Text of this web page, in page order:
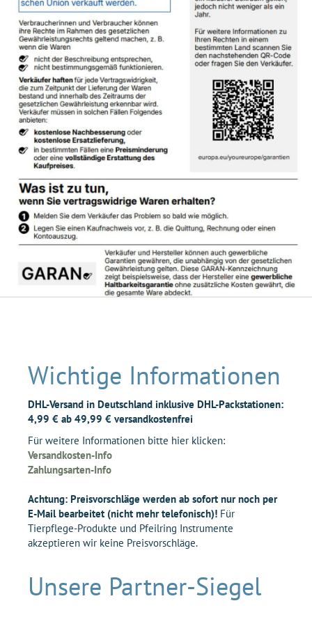
Wichtige Informationen
DHL-Versand in Deutschland inklusive DHL-Packstationen:
4,99 € ab 49,99 € versandkostenfrei
Für weitere Informationen bitte hier klicken:
Versandkosten-Info
Zahlungsarten-Info
Achtung: Preisvorschläge werden ab sofort nur noch per
E-Mail bearbeitet (nicht mehr telefonisch)! Für
Tierpflege-Produkte und Pfeilring Instrumente
akzeptieren wir keine Preisvorschläge.
Unsere Partner-Siegel